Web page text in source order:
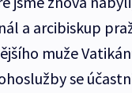
a arcibiskup
muže
se